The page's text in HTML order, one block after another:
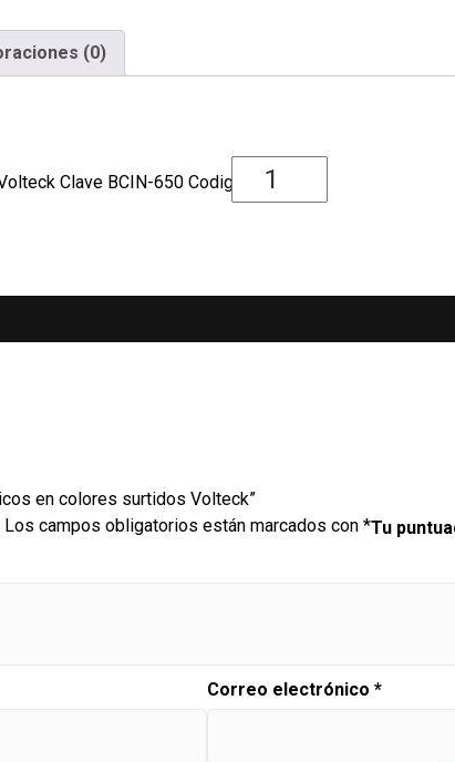
surtidos
(0)
Clave BCIN-650 Codigo 44298
en colores surtidos Volteck”
Los campos obligatorios están marcados con *Tu
Correo electrónico *